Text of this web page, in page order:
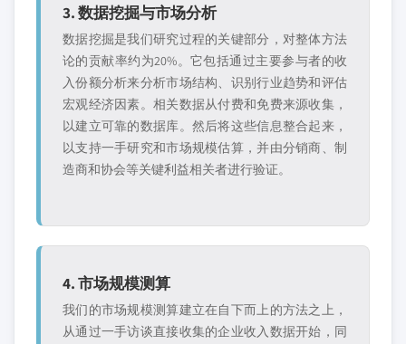
3. 数据挖掘与市场分析
数据挖掘是我们研究过程的关键部分，对整体方法
论的贡献率约为20%。它包括通过主要参与者的收
入份额分析来分析市场结构、识别行业趋势和评估
宏观经济因素。相关数据从付费和免费来源收集，
以建立可靠的数据库。然后将这些信息整合起来，
以支持一手研究和市场规模估算，并由分销商、制
造商和协会等关键利益相关者进行验证。
4. 市场规模测算
我们的市场规模测算建立在自下而上的方法之上，
从通过一手访谈直接收集的企业收入数据开始，同